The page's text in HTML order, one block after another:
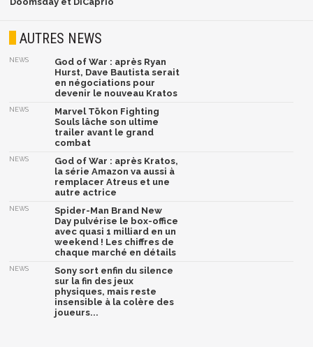
AUTRES NEWS
NEWS
God of War : après Ryan
Hurst, Dave Bautista serait
en négociations pour
devenir le nouveau Kratos
NEWS
Marvel Tōkon Fighting
Souls lâche son ultime
trailer avant le grand
combat
NEWS
God of War : après Kratos,
la série Amazon va aussi à
remplacer Atreus et une
autre actrice
NEWS
Spider-Man Brand New
Day pulvérise le box-office
avec quasi 1 milliard en un
weekend ! Les chiffres de
chaque marché en détails
NEWS
Sony sort enfin du silence
sur la fin des jeux
physiques, mais reste
insensible à la colère des
joueurs...